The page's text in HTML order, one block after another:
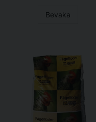
Bevaka